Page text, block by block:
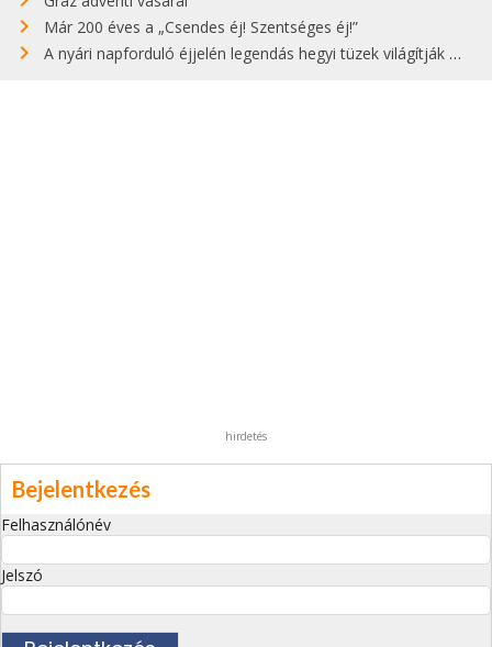
Már 200 éves a „Csendes éj! Szentséges éj!”
A nyári napforduló éjjelén legendás hegyi tüzek világítják meg Zugspitzét
hirdetés
Bejelentkezés
Felhasználónév
Jelszó